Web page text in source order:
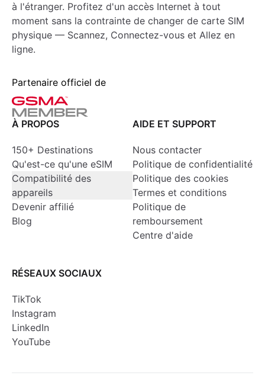
à l'étranger. Profitez d'un accès Internet à tout
moment sans la contrainte de changer de carte SIM
physique — Scannez, Connectez-vous et Allez en
ligne.
Partenaire officiel de
À PROPOS
150+ Destinations
Qu'est-ce qu'une eSIM
Compatibilité des
appareils
Devenir affilié
Blog
AIDE ET SUPPORT
Nous contacter
Politique de confidentialité
Politique des cookies
Termes et conditions
Politique de
remboursement
Centre d'aide
RÉSEAUX SOCIAUX
TikTok
Instagram
LinkedIn
YouTube